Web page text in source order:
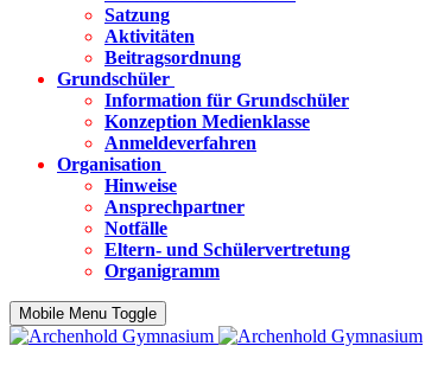
Satzung
Aktivitäten
Beitragsordnung
Grundschüler
Information für Grundschüler
Konzeption Medienklasse
Anmeldeverfahren
Organisation
Hinweise
Ansprechpartner
Notfälle
Eltern- und Schülervertretung
Organigramm
Mobile Menu Toggle